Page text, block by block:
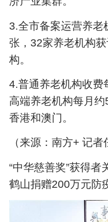
3.全市备案运营养
张，32家养老机构
构。
4.普通养老机构收
高端养老机构每月
香港和澳门。
（来源：南方+ 记者
“中华慈善奖”获得者
鹤山捐赠200万元防